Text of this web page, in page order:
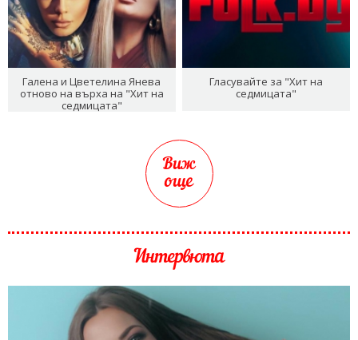
Галена и Цветелина Янева
отново на върха на "Хит на
седмицата"
Гласувайте за "Хит на
седмицата"
Виж
още
Интервюта